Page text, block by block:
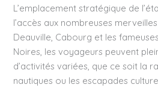
L’emplacement stratégique de
l’accès aux nombreuses
Deauville, Cabourg et les
Noires, les voyageurs peuvent
d’activités variées, que ce soit la
nautiques ou les escapades